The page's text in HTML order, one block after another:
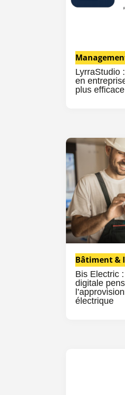
LyrraStudio
en
plus efficace
Bis Electric
digitale
électrique
Bâtiment &